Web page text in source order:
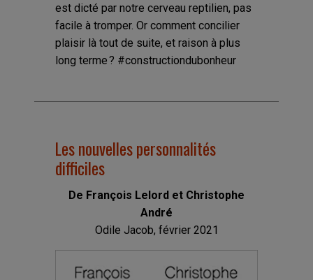
est dicté par notre cerveau reptilien, pas
facile à tromper. Or comment concilier
plaisir là tout de suite, et raison à plus
long terme ? #constructiondubonheur
Les nouvelles personnalités
difficiles
De François Lelord et Christophe
André
Odile Jacob, février 2021